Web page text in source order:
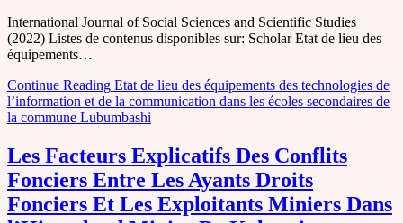
International Journal of Social Sciences and Scientific Studies
(2022) Listes de contenus disponibles sur: Scholar Etat de lieu des
équipements…
Continue Reading Etat de lieu des équipements des technologies de
l’information et de la communication dans les écoles secondaires de
la commune Lubumbashi
Les Facteurs Explicatifs Des Conflits
Fonciers Entre Les Ayants Droits
Fonciers Et Les Exploitants Miniers Dans